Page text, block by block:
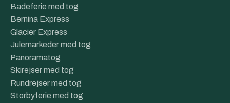
Badeferie med tog
Bernina Express
Glacier Express
Julemarkeder med tog
Panoramatog
Skirejser med tog
Rundrejser med tog
Storbyferie med tog